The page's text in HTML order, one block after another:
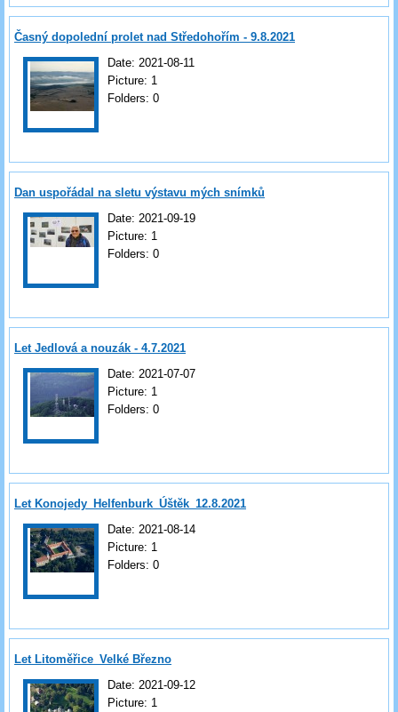
Časný dopolední prolet nad Středohořím - 9.8.2021
Date: 2021-08-11
Picture: 1
Folders: 0
Dan uspořádal na sletu výstavu mých snímků
Date: 2021-09-19
Picture: 1
Folders: 0
Let Jedlová a nouzák - 4.7.2021
Date: 2021-07-07
Picture: 1
Folders: 0
Let Konojedy_Helfenburk_Úštěk_12.8.2021
Date: 2021-08-14
Picture: 1
Folders: 0
Let Litoměřice_Velké Březno
Date: 2021-09-12
Picture: 1